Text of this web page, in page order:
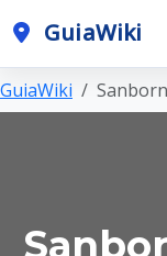
GuiaWiki
GuiaWiki